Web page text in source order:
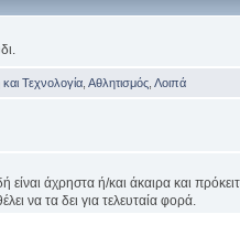
Τεχνολογία Αθλητισμός Λοιπά
είναι άχρηστα ή/και άκαιρα και
να τα δει για τελευταία φορά.